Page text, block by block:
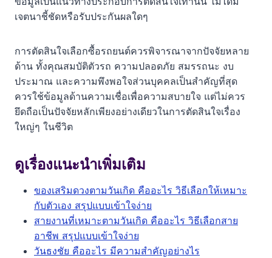
เจตนาชี้ชัดหรือรับประกันผลใดๆ
การตัดสินใจเลือกซื้อรถยนต์ควรพิจารณาจากปัจจัยหลาย
ด้าน ทั้งคุณสมบัติตัวรถ ความปลอดภัย สมรรถนะ งบ
ประมาณ และความพึงพอใจส่วนบุคคลเป็นสำคัญที่สุด
ควรใช้ข้อมูลด้านความเชื่อเพื่อความสบายใจ แต่ไม่ควร
ยึดถือเป็นปัจจัยหลักเพียงอย่างเดียวในการตัดสินใจเรื่อง
ใหญ่ๆ ในชีวิต
ดูเรื่องแนะนำเพิ่มเติม
ของเสริมดวงตามวันเกิด คืออะไร วิธีเลือกให้เหมาะ
กับตัวเอง สรุปแบบเข้าใจง่าย
สายงานที่เหมาะตามวันเกิด คืออะไร วิธีเลือกสาย
อาชีพ สรุปแบบเข้าใจง่าย
วันธงชัย คืออะไร มีความสำคัญอย่างไร